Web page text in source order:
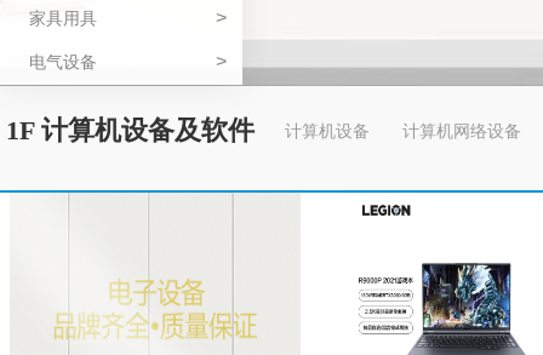
家具用具 >
电气设备 >
1F 计算机设备及软件 计算机设备 计算机网络设备